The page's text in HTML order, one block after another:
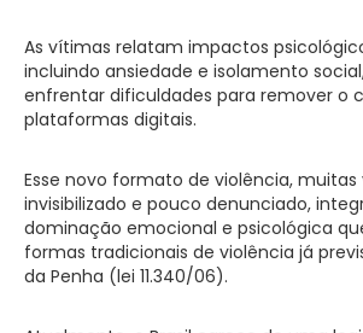
As vítimas relatam impactos
incluindo ansiedade e isolamento
enfrentar dificuldades para remover o
plataformas digitais.
Esse novo formato de violência, muitas
invisibilizado e pouco denunciado,
dominação emocional e psicológica
formas tradicionais de violência já
da Penha (lei 11.340/06).